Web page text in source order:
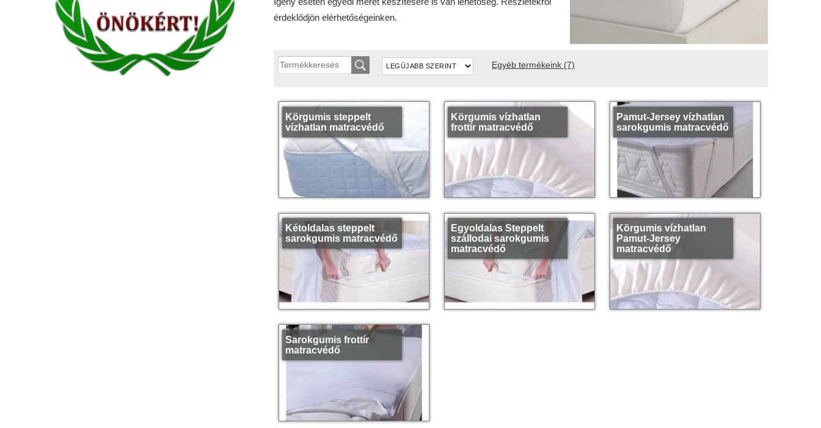
érdeklődjön elérhetőségeinken.
Egyéb termékeink (7)
Körgumis steppelt
vízhatlan matracvédő
Körgumis vízhatlan
frottír matracvédő
Pamut-Jersey vízhatlan
sarokgumis matracvédő
Kétoldalas steppelt
sarokgumis matracvédő
Egyoldalas Steppelt
szállodai sarokgumis
matracvédő
Körgumis vízhatlan
Pamut-Jersey
matracvédő
Sarokgumis frottír
matracvédő